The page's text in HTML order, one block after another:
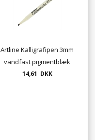
Artline Kalligrafipen 3mm
vandfast pigmentblæk
14,61 DKK